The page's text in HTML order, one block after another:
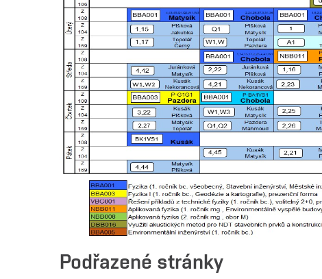
Podřazené stránky